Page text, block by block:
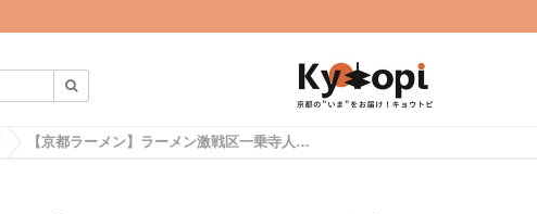
【京都ラーメン】ラーメン激戦区一乗寺人気つけ麺店『恵那く』